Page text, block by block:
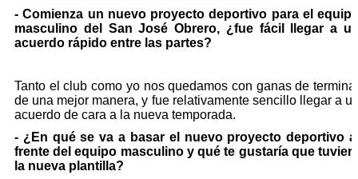
- Comienza un nuevo proyecto deportivo para el
masculino del San José Obrero, ¿fue fácil llegar a
acuerdo rápido entre las partes?
Tanto el club como yo nos quedamos con ganas de
de una mejor manera, y fue relativamente sencillo llegar a
acuerdo de cara a la nueva temporada.
- ¿En qué se va a basar el nuevo proyecto deportivo
frente del equipo masculino y qué te gustaría que
la nueva plantilla?